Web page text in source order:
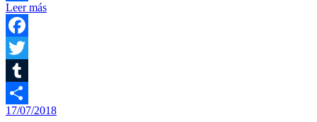
Compartir
Leer más
Facebook
Twitter
Tumblr
Compartir
17/07/2018